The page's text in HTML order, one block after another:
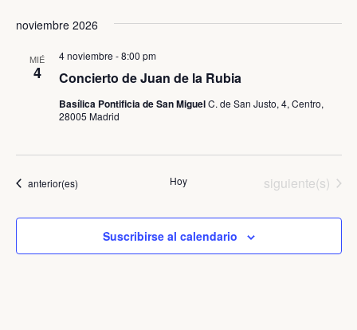
noviembre 2026
MIÉ
4 Concierto de Juan de la Rubia
4 noviembre - 8:00 pm
Basílica Pontificia de San MiguelC. de San Justo, 4, Centro,
28005 Madrid
Eventos
anterior(es) Hoy Eventos
siguiente(s)
Suscribirse al calendario